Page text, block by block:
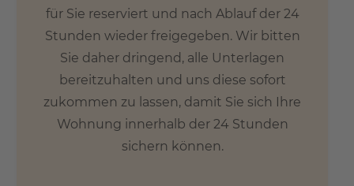
für Sie reserviert und nach Ablauf der 24
Stunden wieder freigegeben. Wir bitten
Sie daher dringend, alle Unterlagen
bereitzuhalten und uns diese sofort
zukommen zu lassen, damit Sie sich Ihre
Wohnung innerhalb der 24 Stunden
sichern können.